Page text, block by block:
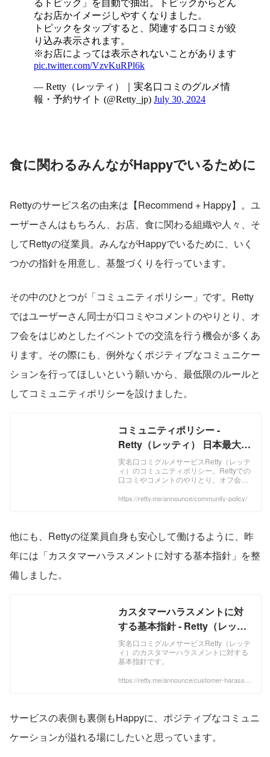
食に関わるみんながHappyでいるために
Rettyのサービス名の由来は【Recommend + Happy】。ユ
ーザーさんはもちろん、お店、食に関わる組織や人々、そ
してRettyの従業員。みんながHappyでいるために、いく
つかの指針を用意し、基盤づくりを行っています。
その中のひとつが「コミュニティポリシー」です。Retty
ではユーザーさん同士が口コミやコメントのやりとり、オ
フ会をはじめとしたイベントでの交流を行う機会が多くあ
ります。その際にも、例外なくポジティブなコミュニケー
ションを行ってほしいという願いから、最低限のルールと
してコミュニティポリシーを設けました。
コミュニティポリシー -
Retty（レッティ） 日本最大級
の実名型グルメサービス
実名口コミグルメサービスRetty（レッテ
ィ）のコミュニティポリシー。Rettyでの
口コミやコメントのやりとり、オフ会を
ションにおいて、大切にしていただきた
https://retty.me/announce/community-policy/
他にも、Rettyの従業員自身も安心して働けるように、昨
年には「カスタマーハラスメントに対する基本指針」を整
備しました。
カスタマーハラスメントに対
する基本指針 - Retty（レッテ
ィ） 日本最大級の実名型グル
メサービス
実名口コミグルメサービスRetty（レッテ
ィ）のカスタマーハラスメントに対する
基本指針です。
https://retty.me/announce/customer-harassm
サービスの表側も裏側もHappyに、ポジティブなコミュニ
ケーションが溢れる場にしたいと思っています。